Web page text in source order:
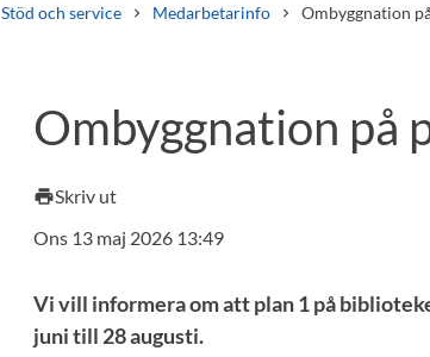
Stöd och service Medarbetarinfo Ombyggnation
Kursplaner VälkomstbrevPersonal Lediga jobb
Ombyggnation på
printSkriv ut
Ons 13 maj 2026 13:49
Vi vill informera om att plan 1 på
juni till 28 augusti.